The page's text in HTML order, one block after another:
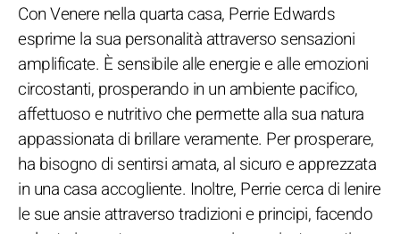
Con Venere nella quarta casa, Perrie Edwards
esprime la sua personalità attraverso sensazioni
amplificate. È sensibile alle energie e alle emozioni
circostanti, prosperando in un ambiente pacifico,
affettuoso e nutritivo che permette alla sua natura
appassionata di brillare veramente. Per prosperare,
ha bisogno di sentirsi amata, al sicuro e apprezzata
in una casa accogliente. Inoltre, Perrie cerca di lenire
le sue ansie attraverso tradizioni e principi, facendo